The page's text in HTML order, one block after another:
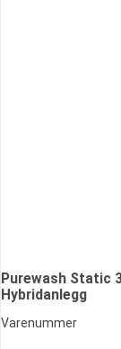
Purewash Static
Hybridanlegg
Varenummer